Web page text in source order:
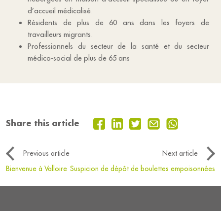
d’accueil médicalisé.
Résidents de plus de 60 ans dans les foyers de
travailleurs migrants.
Professionnels du secteur de la santé et du secteur
médico-social de plus de 65 ans
Share this article
Previous article
Next article
Bienvenue à Valloire Suspicion de dépôt de boulettes empoisonnées